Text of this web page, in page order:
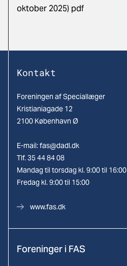
oktober 2025) pdf
Kontakt
Foreningen af Speciallæger
Kristianiagade 12
2100 København Ø
E-mail:fas@dadl.dk
Tlf. 35 44 84 08
Mandag til torsdag kl. 9:00 til 16:00
Fredag kl. 9:00 til 15:00
www.fas.dk
Foreninger i FAS